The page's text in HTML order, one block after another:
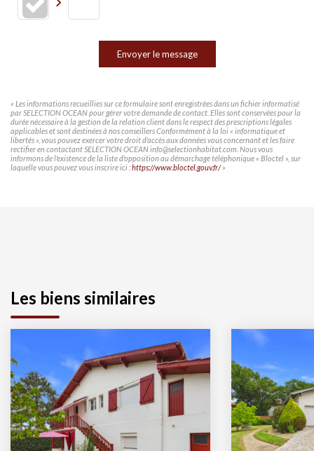
Envoyer le message
« Les informations recueillies sur ce formulaire sont enregistrées dans un fichier informatisé
par SELECTION OCEAN pour gérer votre demande de contact. Elles sont conservées pour la
durée nécessaire à la gestion de la relation client dans le respect des prescriptions légales
applicables et sont destinées à nos conseillers Conformément à la loi « informatique et
libertés », vous pouvez exercer votre droit d'accès aux données vous concernant et les faire
rectifier en contactant SELECTION OCEAN info@selectionhabitat.com. Nous vous
informons de l'existence de la liste d'opposition au démarchage téléphonique « Bloctel », sur
laquelle vous pouvez vous inscrire ici :https://www.bloctel.gouv.fr/»
Les biens similaires